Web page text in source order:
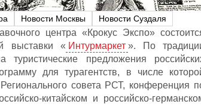
Новости Москвы Новости Суздаля
центра «Крокус Экспо»
выставки « Интурмаркет ». По
предложения
для турагентств, в числе
совета РСТ, конференция
китайском и российско-